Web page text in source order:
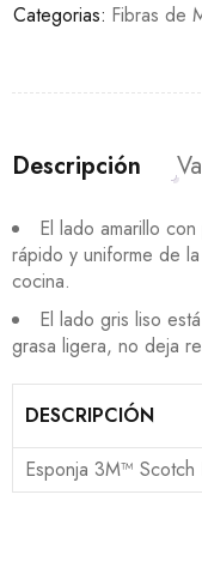
Categorias: Fibras de
Descripción
El lado amarillo
rápido y uniforme de
cocina.
El lado gris liso
grasa ligera, no deja
DESCRIPCIÓN
Esponja 3M™